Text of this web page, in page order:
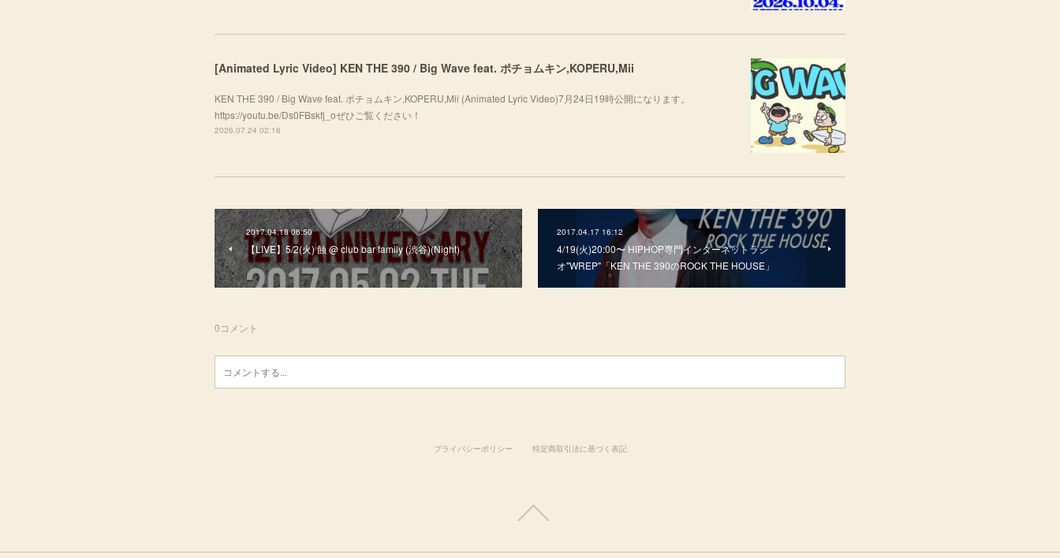
[Animated Lyric Video] KEN THE 390 / Big Wave feat. ポチョムキン,KOPERU,Mii
KEN THE 390 / Big Wave feat. ポチョムキン,KOPERU,Mii (Animated Lyric Video)7月24日19時公開になります。
https://youtu.be/Ds0FBskfj_oぜひご覧ください！
2026.07.24 02:16
2017.04.18 06:50
【LIVE】5/2(火) 蝕 @ club bar family (渋谷)(Night)
2017.04.17 16:12
4/19(火)20:00〜 HIPHOP専門インターネットラジ
オ"WREP"「KEN THE 390のROCK THE HOUSE」
0コメント
プライバシーポリシー 特定商取引法に基づく表記